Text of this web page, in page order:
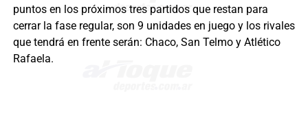
puntos en los próximos tres partidos que restan para
cerrar la fase regular, son 9 unidades en juego y los rivales
que tendrá en frente serán: Chaco, San Telmo y Atlético
Rafaela.